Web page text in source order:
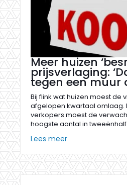
Meer huizen
prijsverlaging:
tegen een muur
Bij flink wat huizen moest de
afgelopen kwartaal omlaag.
verkopers moest de
hoogste aantal in
Lees meer